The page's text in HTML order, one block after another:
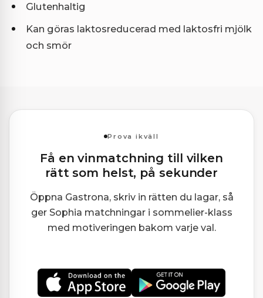
Glutenhaltig
Kan göras laktosreducerad med laktosfri mjölk
och smör
Prova ikväll
Få en vinmatchning till vilken
rätt som helst, på sekunder
Öppna Gastrona, skriv in rätten du lagar, så
ger Sophia matchningar i sommelier-klass
med motiveringen bakom varje val.